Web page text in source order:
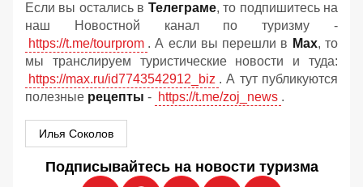
Если вы остались в Телеграме, то подпишитесь на
наш Новостной канал по туризму -
https://t.me/tourprom . А если вы перешли в Мах, то
мы транслируем туристические новости и туда:
https://max.ru/id7743542912_biz . А тут публикуются
полезные рецепты - https://t.me/zoj_news .
Илья Соколов
Подписывайтесь на новости туризма